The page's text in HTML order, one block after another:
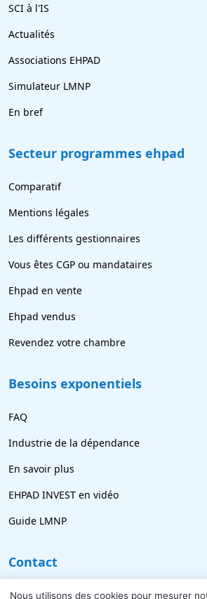
SCI à l'IS
Actualités
Associations EHPAD
Simulateur LMNP
En bref
Secteur programmes ehpad
Comparatif
Mentions légales
Les différents gestionnaires
Vous êtes CGP ou mandataires
Ehpad en vente
Ehpad vendus
Revendez votre chambre
Besoins exponentiels
FAQ
Industrie de la dépendance
En savoir plus
EHPAD INVEST en vidéo
Guide LMNP
Contact
09 77 21 69 18
Nous utilisons des cookies pour mesurer